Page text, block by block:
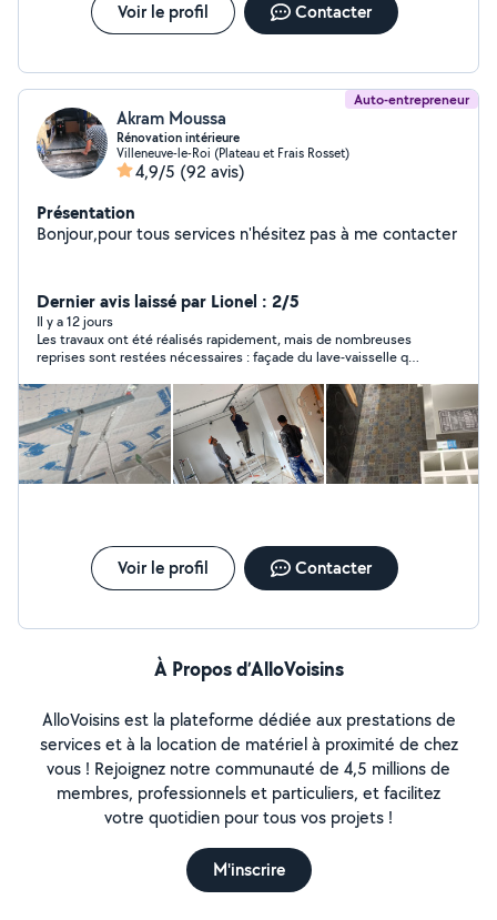
Voir le profil Contacter
Auto-entrepreneur
Akram Moussa
Rénovation intérieure
Villeneuve-le-Roi (Plateau et Frais Rosset)
4,9/5 (92 avis)
Présentation
Bonjour,pour tous services n'hésitez pas à me contacter
Dernier avis laissé par Lionel : 2/5
Il y a 12 jours
Les travaux ont été réalisés rapidement, mais de nombreuses
reprises sont restées nécessaires : façade du lave-vaisselle qui
rebouchages à reprendre, poignées de placard mal alignées,
fissures apparues au plafond de la cuisine après les travaux,
etc. Un store s'est également cassé lors de la manipulation
après sa pose. Malgré plusieurs relances et des propositions de
rendez-vous pour effectuer les reprises, je suis toujours sans
réponse à ce jour. Je suis donc déçu par la qualité des finitions
Voir le profil Contacter
À Propos d’AlloVoisins
AlloVoisins est la plateforme dédiée aux prestations de
services et à la location de matériel à proximité de chez
vous ! Rejoignez notre communauté de 4,5 millions de
membres, professionnels et particuliers, et facilitez
votre quotidien pour tous vos projets !
M'inscrire